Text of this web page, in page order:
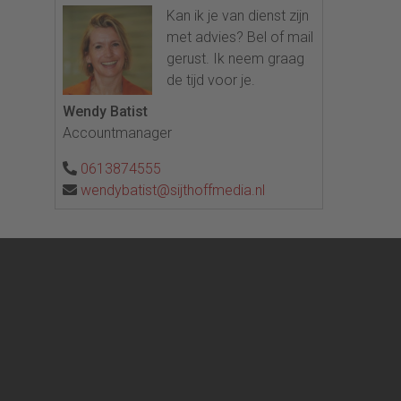
Kan ik je van dienst zijn
met advies? Bel of mail
gerust. Ik neem graag
de tijd voor je.
Wendy Batist
Accountmanager
0613874555
wendybatist@sijthoffmedia.nl